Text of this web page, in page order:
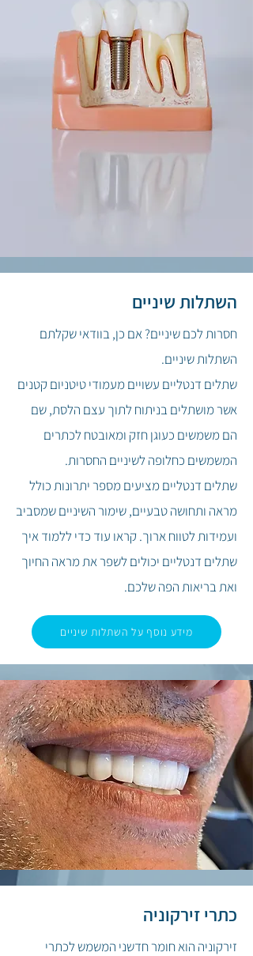
השתלות שיניים
חסרות לכם שיניים? אם כן, בוודאי שקלתם
השתלות שיניים.
שתלים דנטליים עשויים מעמודי טיטניום קטנים
אשר מושתלים בניתוח לתוך עצם הלסת, שם
הם משמשים כעוגן חזק ומאובטח לכתרים
המשמשים כחלופה לשיניים החסרות.
שתלים דנטליים מציעים מספר יתרונות כולל
מראה ותחושה טבעיים, שימור השיניים שמסביב
ועמידות לטווח ארוך.קראו עוד כדי ללמוד איך
שתלים דנטליים יכולים לשפר את מראה החיוך
ואת בריאות הפה שלכם.
מידע נוסף על השתלות שיניים
כתרי זירקוניה
זירקוניה הוא חומר חדשני המשמש לכתרי